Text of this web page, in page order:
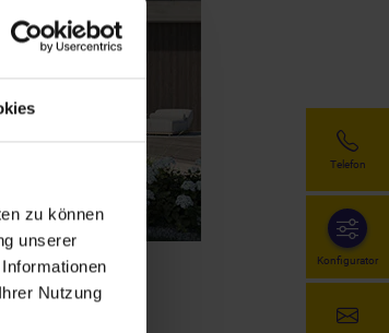
zu können
unserer
Nutzung
Telefon
Konfigurator